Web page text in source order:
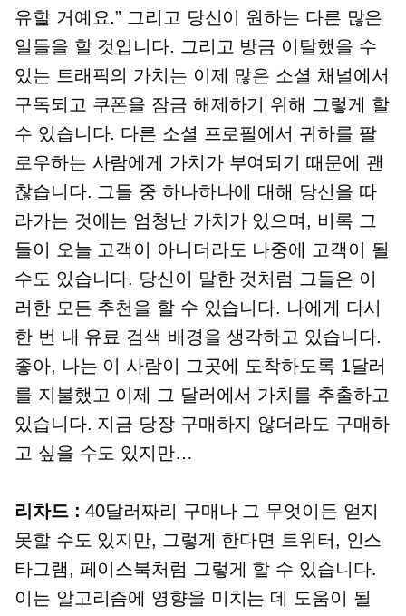
유할 거예요.” 그리고 당신이 원하는 다른 많은
일들을 할 것입니다. 그리고 방금 이탈했을 수
있는 트래픽의 가치는 이제 많은 소셜 채널에서
구독되고 쿠폰을 잠금 해제하기 위해 그렇게 할
수 있습니다. 다른 소셜 프로필에서 귀하를 팔
로우하는 사람에게 가치가 부여되기 때문에 괜
찮습니다. 그들 중 하나하나에 대해 당신을 따
라가는 것에는 엄청난 가치가 있으며, 비록 그
들이 오늘 고객이 아니더라도 나중에 고객이 될
수도 있습니다. 당신이 말한 것처럼 그들은 이
러한 모든 추천을 할 수 있습니다. 나에게 다시
한 번 내 유료 검색 배경을 생각하고 있습니다.
좋아, 나는 이 사람이 그곳에 도착하도록 1달러
를 지불했고 이제 그 달러에서 가치를 추출하고
있습니다. 지금 당장 구매하지 않더라도 구매하
고 싶을 수도 있지만…
리차드 : 40달러짜리 구매나 그 무엇이든 얻지
못할 수도 있지만, 그렇게 한다면 트위터, 인스
타그램, 페이스북처럼 그렇게 할 수 있습니다.
이는 알고리즘에 영향을 미치는 데 도움이 될